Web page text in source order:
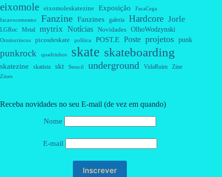
eixomole eixomoleskatezine Exposição FacaCega
facavocemesmo Fanzine Fanzines galeria Hardcore Jorle
LGRoc Metal mytrix Notícias Novidades OlhoWodzynski
Ornitorrincos picosdeskate política POST.E Poste projetos punk
punkrock quadrinhos skate skateboarding
skatezine skatista skt Stencil underground VidaRuim Zine
Zines
Receba novidades no seu E-mail (de vez em quando)
Nome
E-mail